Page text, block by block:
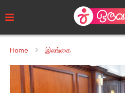
Home இலங்கை